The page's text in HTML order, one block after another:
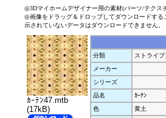
◎3Dマイホームデザイナー用の素材(パーツ/テクス
◎画像をドラッグ＆ドロップしてダウンロードす
示されていないデータはダウンロードできません。
ｶｰﾃﾝ47.mtb
(17kB)
分類
ストライ
メーカー
シリーズ
品名
ｶｰﾃﾝ
色
黄土